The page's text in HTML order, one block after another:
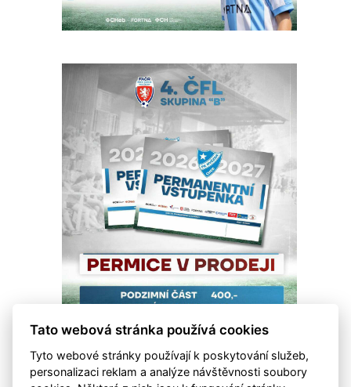
Tato webová stránka používá cookies
Tyto webové stránky používají k poskytování služeb,
personalizaci reklam a analýze návštěvnosti soubory